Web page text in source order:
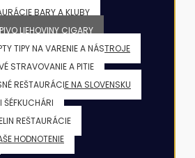
BARY A KLUBY
LIEHOVINY CIGARY
TIPY NA VARENIE A NÁSTROJE
STRAVOVANIE A PITIE
REŠTAURÁCIE NA SLOVENSKU
ŠÉFKUCHÁRI
REŠTAURÁCIE
HODNOTENIE